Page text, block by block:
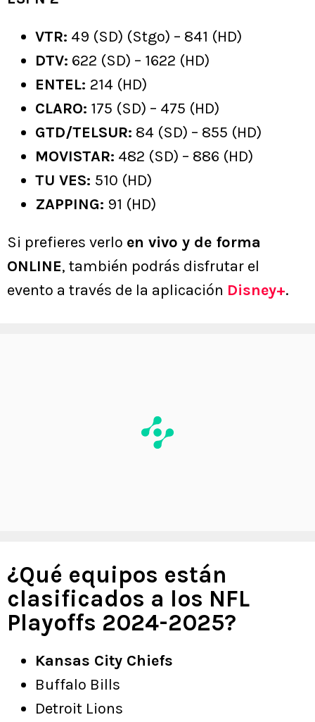
VTR: 49 (SD) (Stgo) – 841 (HD)
DTV: 622 (SD) – 1622 (HD)
ENTEL: 214 (HD)
CLARO: 175 (SD) – 475 (HD)
GTD/TELSUR: 84 (SD) – 855 (HD)
MOVISTAR: 482 (SD) – 886 (HD)
TU VES: 510 (HD)
ZAPPING: 91 (HD)
Si prefieres verlo en vivo y de forma
ONLINE, también podrás disfrutar el
evento a través de la aplicación Disney+.
¿Qué equipos están
clasificados a los NFL
Playoffs 2024-2025?
Kansas City Chiefs
Buffalo Bills
Detroit Lions